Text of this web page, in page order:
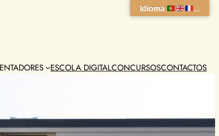
ESCOLA DIGITALCONCURSOSCONTACTOS
Idioma ...